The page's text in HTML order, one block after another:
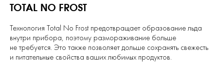
TOTAL NO FROST
Технология Total No Frost предотвращает образование льда
внутри прибора, поэтому размораживание больше
не требуется. Это также позволяет дольше сохранять свежесть
и питательные свойства ваших любимых продуктов.